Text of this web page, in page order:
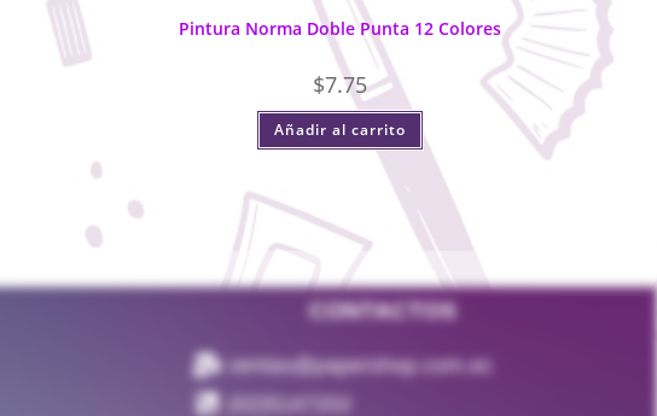
Pintura Norma Doble Punta 12 Colores
$7.75
Añadir al carrito
CONTACTOS
ventas@papershop.com.ec
(02)5147202